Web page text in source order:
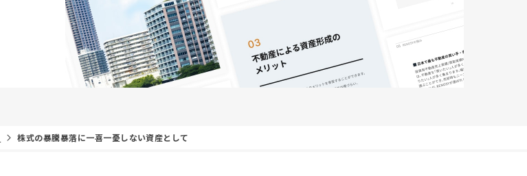
株式の暴騰暴落に一喜一憂しない資産として